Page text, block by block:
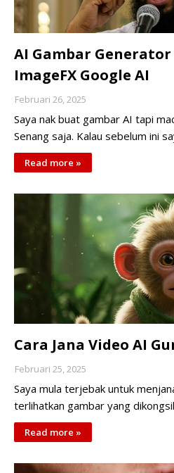
AI Gambar
ImageFX Google AI
Februari 26, 2025
Saya nak buat gambar AI tapi
Senang saja. Kalau sebelum ini
Read more »
Cara Jana Video AI
Februari 25, 2025
Saya mula terjebak untuk
terlihatkan gambar yang
Read more »